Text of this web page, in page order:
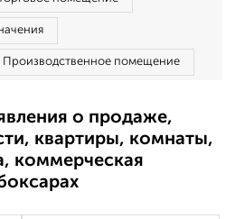
Производственное помещение
о продаже,
квартиры, комнаты,
коммерческая